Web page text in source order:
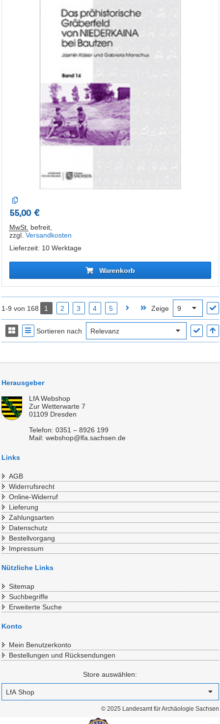
55,00 €
MwSt. befreit,
zzgl. Versandkosten
Lieferzeit: 10 Werktage
Warenkorb
1-9 von 168 1 2 3 4 5 Zeige
Sortieren nach
Herausgeber
LfA Webshop
Zur Wetterwarte 7
01109 Dresden
Telefon: 0351 – 8926 199
Mail: webshop@lfa.sachsen.de
Links
AGB
Widerrufsrecht
Online-Widerruf
Lieferung
Zahlungsarten
Datenschutz
Bestellvorgang
Impressum
Nützliche Links
Sitemap
Suchbegriffe
Erweiterte Suche
Konto
Mein Benutzerkonto
Bestellungen und Rücksendungen
Store auswählen:
© 2025 Landesamt für Archäologie Sachsen